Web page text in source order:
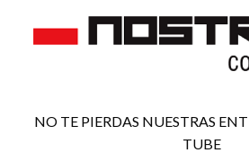
NO TE PIERDAS NUESTRAS
TUBE